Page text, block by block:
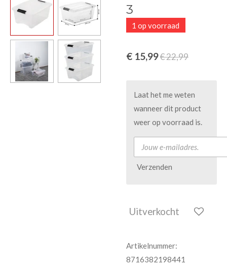
3
1 op voorraad
€ 15,99€ 22,99
Laat het me weten
wanneer dit product
weer op voorraad is.
Verzenden
Uitverkocht
Artikelnummer:
8716382198441